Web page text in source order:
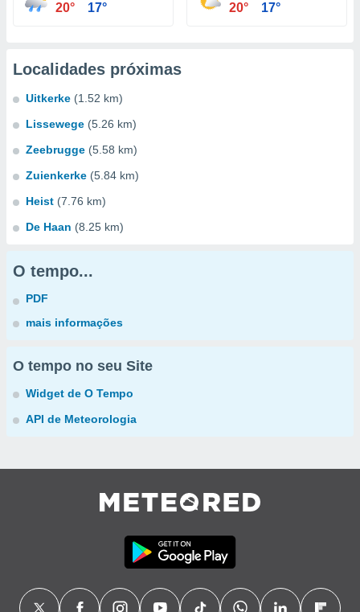
20° 17° 20° 17°
Localidades próximas
Uitkerke (1.52 km)
Lissewege (5.26 km)
Zeebrugge (5.58 km)
Zuienkerke (5.84 km)
Heist (7.76 km)
De Haan (8.25 km)
O tempo...
PDF
mais informações
O tempo no seu Site
Widget de O Tempo
API de Meteorologia